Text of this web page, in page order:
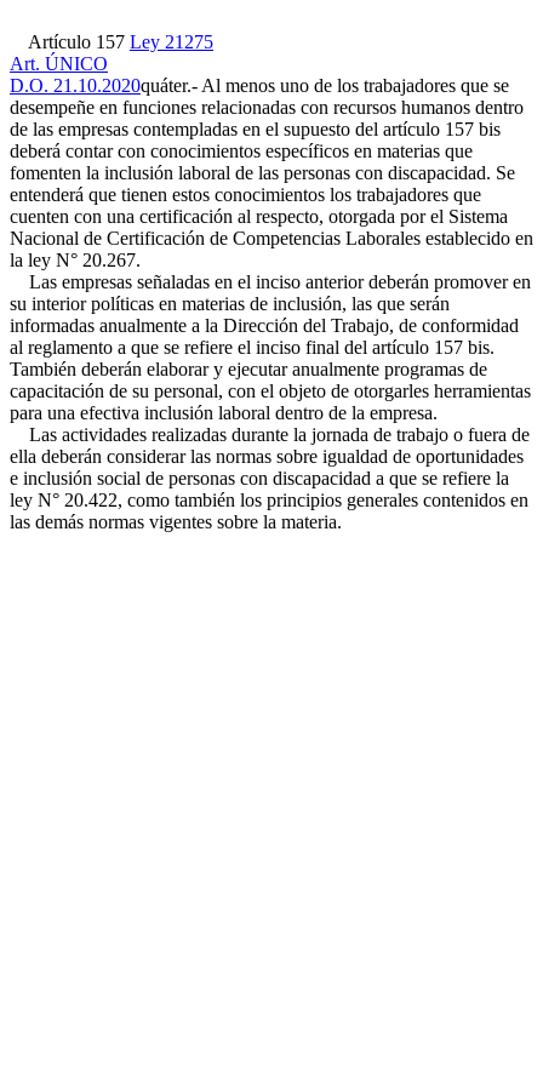
Artículo 157 Ley 21275
Art. ÚNICO
D.O. 21.10.2020quáter.- Al menos uno de los trabajadores que se
desempeñe en funciones relacionadas con recursos humanos dentro
de las empresas contempladas en el supuesto del artículo 157 bis
deberá contar con conocimientos específicos en materias que
fomenten la inclusión laboral de las personas con discapacidad. Se
entenderá que tienen estos conocimientos los trabajadores que
cuenten con una certificación al respecto, otorgada por el Sistema
Nacional de Certificación de Competencias Laborales establecido en
la ley N° 20.267.
Las empresas señaladas en el inciso anterior deberán promover en
su interior políticas en materias de inclusión, las que serán
informadas anualmente a la Dirección del Trabajo, de conformidad
al reglamento a que se refiere el inciso final del artículo 157 bis.
También deberán elaborar y ejecutar anualmente programas de
capacitación de su personal, con el objeto de otorgarles herramientas
para una efectiva inclusión laboral dentro de la empresa.
Las actividades realizadas durante la jornada de trabajo o fuera de
ella deberán considerar las normas sobre igualdad de oportunidades
e inclusión social de personas con discapacidad a que se refiere la
ley N° 20.422, como también los principios generales contenidos en
las demás normas vigentes sobre la materia.